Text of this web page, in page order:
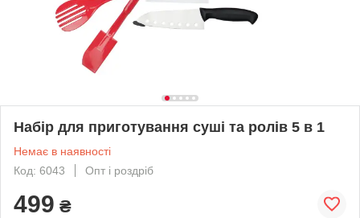
Набір для приготування суші та ролів 5 в 1
Немає в наявності
Код: 6043
Опт і роздріб
499 ₴